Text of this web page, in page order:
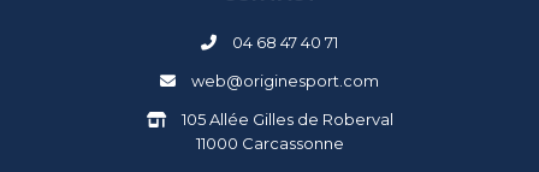
04 68 47 40 71
web@originesport.com
105 Allée Gilles de Roberval
11000 Carcassonne